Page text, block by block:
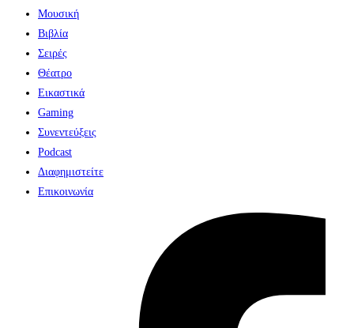
Μουσική
Βιβλία
Σειρές
Θέατρο
Εικαστικά
Gaming
Συνεντεύξεις
Podcast
Διαφημιστείτε
Επικοινωνία